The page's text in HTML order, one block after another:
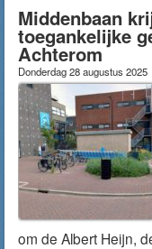
Middenbaan
toegankelijke
Achterom
Donderdag 28 augustus 2025
om de Albert Heijn,